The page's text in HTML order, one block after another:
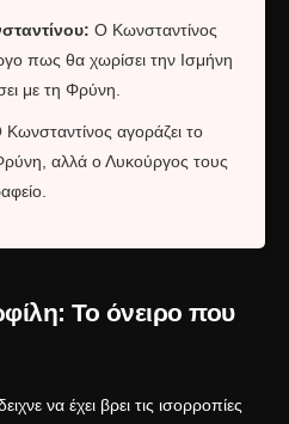
Ο Κωνσταντίνος
πως θα χωρίσει την Ισμήνη
με τη Φρύνη.
αγοράζει το
αλλά ο Λυκούργος τους
Το όνειρο που
να έχει βρει τις ισορροπίες